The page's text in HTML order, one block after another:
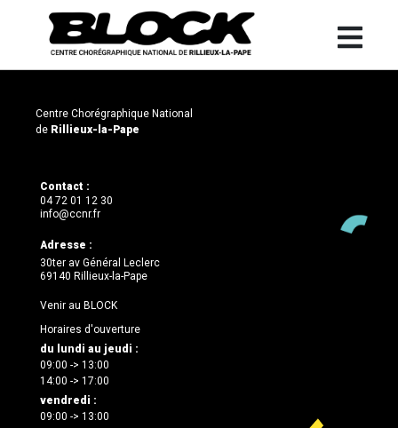
Centre Chorégraphique National
de Rillieux-la-Pape
Contact :
04 72 01 12 30
info@ccnr.fr
Adresse :
30ter av Général Leclerc
69140 Rillieux-la-Pape
Venir au BLOCK
Horaires d'ouverture
du lundi au jeudi :
09:00 -> 13:00
14:00 -> 17:00
vendredi :
09:00 -> 13:00